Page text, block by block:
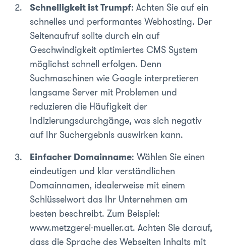
Schnelligkeit ist Trumpf: Achten Sie auf ein
schnelles und performantes Webhosting. Der
Seitenaufruf sollte durch ein auf
Geschwindigkeit optimiertes CMS System
möglichst schnell erfolgen. Denn
Suchmaschinen wie Google interpretieren
langsame Server mit Problemen und
reduzieren die Häufigkeit der
Indizierungsdurchgänge, was sich negativ
auf Ihr Suchergebnis auswirken kann.
Einfacher Domainname: Wählen Sie einen
eindeutigen und klar verständlichen
Domainnamen, idealerweise mit einem
Schlüsselwort das Ihr Unternehmen am
besten beschreibt. Zum Beispiel:
www.metzgerei-mueller.at. Achten Sie darauf,
dass die Sprache des Webseiten Inhalts mit